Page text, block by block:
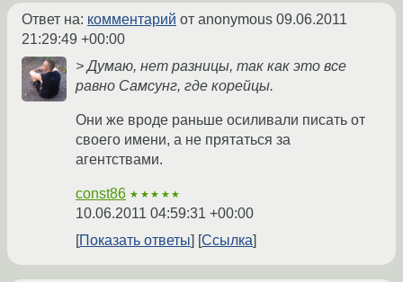
Ответ на: комментарий от anonymous 09.06.2011
21:29:49 +00:00
> Думаю, нет разницы, так как это все
равно Самсунг, где корейцы.
Они же вроде раньше осиливали писать от
своего имени, а не прятаться за
агентствами.
const86 ★★★★★
10.06.2011 04:59:31 +00:00
Показать ответы
Ссылка